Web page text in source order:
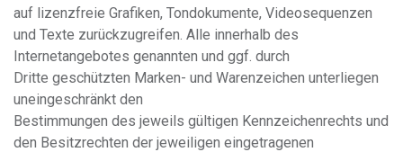
auf lizenzfreie Grafiken, Tondokumente, Videosequenzen
und Texte zurückzugreifen. Alle innerhalb des
Internetangebotes genannten und ggf. durch
Dritte geschützten Marken- und Warenzeichen unterliegen
uneingeschränkt den
Bestimmungen des jeweils gültigen Kennzeichenrechts und
den Besitzrechten der jeweiligen eingetragenen